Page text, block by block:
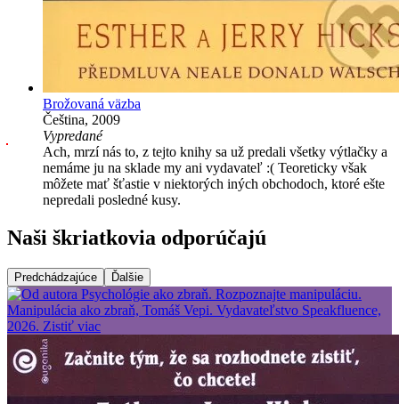
Brožovaná väzba
Čeština, 2009
Vypredané
Ach, mrzí nás to, z tejto knihy sa už predali všetky výtlačky a
nemáme ju na sklade my ani vydavateľ :( Teoreticky však
môžete mať šťastie v niektorých iných obchodoch, ktoré ešte
nepredali posledné kusy.
Naši škriatkovia odporúčajú
Predchádzajúce Ďalšie